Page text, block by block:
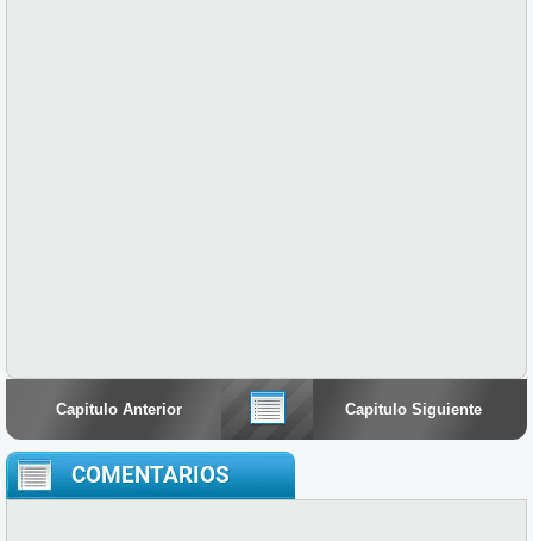
Capitulo Anterior Capitulo Siguiente
COMENTARIOS